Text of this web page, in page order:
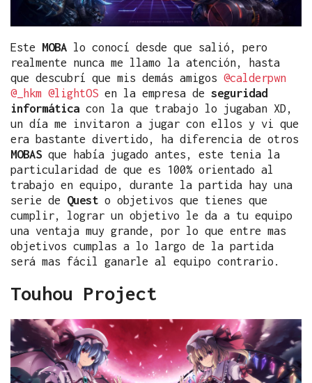
Este MOBA lo conocí desde que salió, pero
realmente nunca me llamo la atención, hasta
que descubrí que mis demás amigos @calderpwn
@_hkm @lightOS en la empresa de seguridad
informática con la que trabajo lo jugaban XD,
un día me invitaron a jugar con ellos y vi que
era bastante divertido, ha diferencia de otros
MOBAS que había jugado antes, este tenia la
particularidad de que es 100% orientado al
trabajo en equipo, durante la partida hay una
serie de Quest o objetivos que tienes que
cumplir, lograr un objetivo le da a tu equipo
una ventaja muy grande, por lo que entre mas
objetivos cumplas a lo largo de la partida
será mas fácil ganarle al equipo contrario.
Touhou Project